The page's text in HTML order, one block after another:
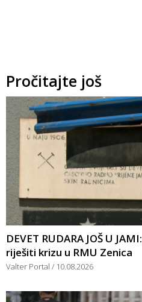
Pročitajte još
DEVET RUDARA JOŠ U
riješiti krizu u RMU Zenica
Valter Portal 10.08.2026